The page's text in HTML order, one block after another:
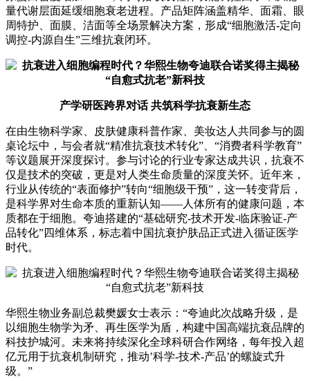
量代谢层面延缓细胞衰老进程。产品矩阵涵盖精华、面霜、眼
周特护、面膜、洁面等全场景解决方案，形成“细胞激活-定向
调控-内源自生”三维抗衰闭环。
产学研医跨界对话 共筑科学抗衰新生态
在由生物科学家、皮肤健康科普作家、美妆达人共同参与的圆
桌论坛中，与会者就“精准抗衰技术转化”、“消费者科学教育”
等议题展开深度探讨。参与讨论的行业专家达成共识，抗衰不
仅是技术的突破，更是对人类生命质量的深度关怀。近年来，
行业从传统的“表面修护”转向“细胞级干预”，这一转变背后，
是科学界对生命本质的重新认知——人体所有的健康问题，本
质都在于细胞。夸迪搭建的“基础研究-技术开发-临床验证-产
品转化”四维体系，标志着中国抗衰护肤品正式进入循证医学
时代。
华熙生物业务副总裁樊媛女士表示：“夸迪此次战略升级，是
以细胞生物学为矛、再生医学为盾，构建中国高端抗衰品牌的
科技护城河。未来将持续深化全球科研合作网络，每年投入超
亿元用于抗衰机制研究，推动’科学-技术-产品’的螺旋式升
级。”